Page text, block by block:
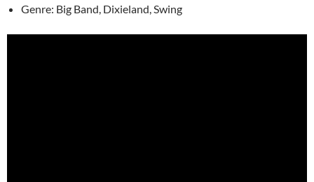
Genre: Big Band, Dixieland, Swing